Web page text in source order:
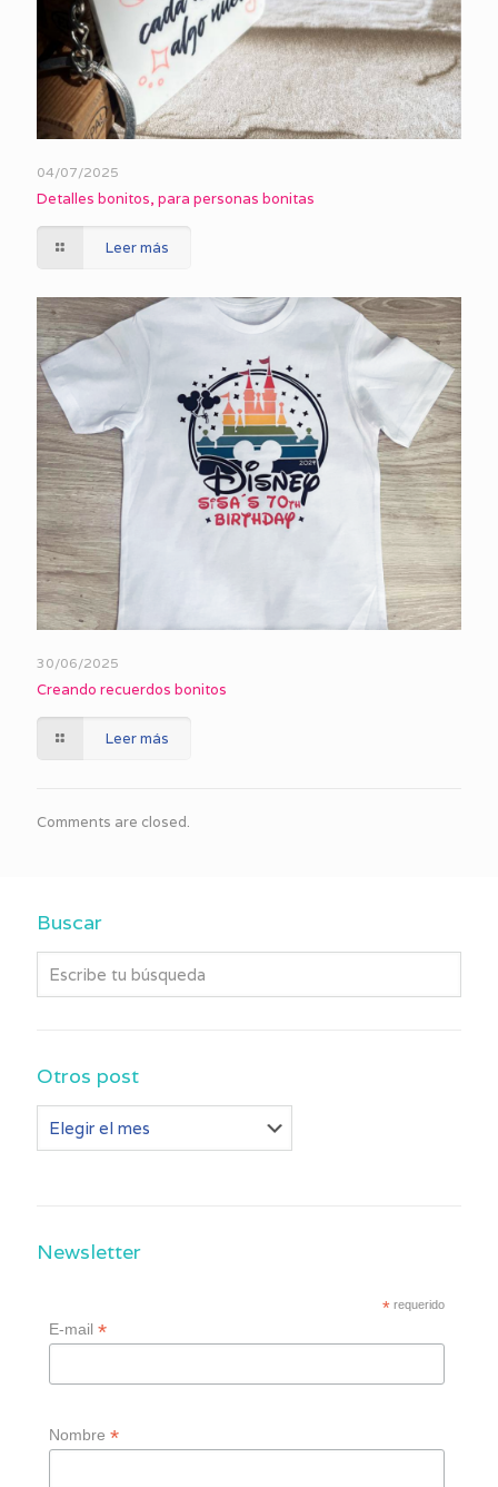
04/07/2025
Detalles bonitos, para personas bonitas
Leer más
30/06/2025
Creando recuerdos bonitos
Leer más
Comments are closed.
Buscar
Otros post
post
Newsletter
* requerido
E-mail*
Nombre*